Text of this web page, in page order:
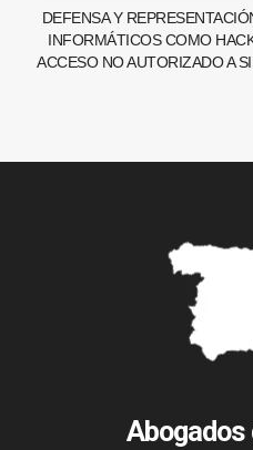
DEFENSA Y
INFORMÁTICOS COMO
ACCESO NO AUTORIZADO A
Abogados